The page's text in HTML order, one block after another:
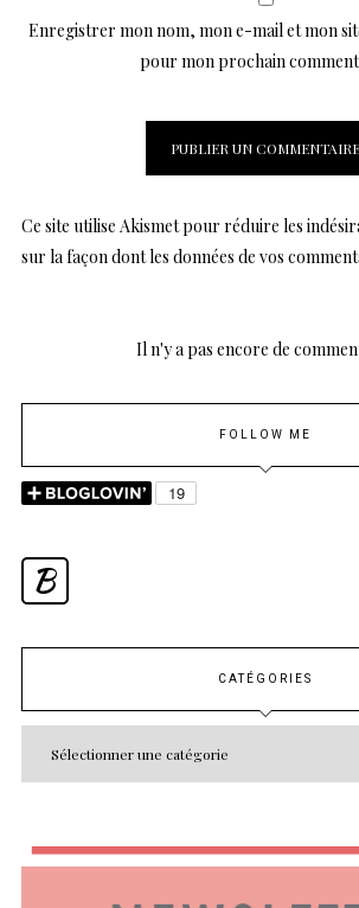
Enregistrer mon nom, mon e-mail et mon
pour mon prochain
Ce site utilise Akismet pour réduire les
sur la façon dont les données de vos
Il n'y a pas encore de
FOLLOW ME
B
CATÉGORIES